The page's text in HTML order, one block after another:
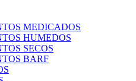
MEDICADOS
HUMEDOS
SECOS
BARF